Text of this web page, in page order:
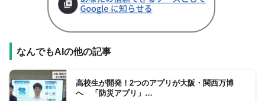
なんでもAIの他の記事
高校生が開発！2つのアプリが大阪・関西万博
へ 「防災アプリ」…